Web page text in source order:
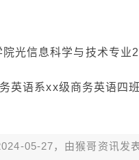
光信息科学与技术专业
英语系xx级商务英语四
05-27，由猴哥资讯 发